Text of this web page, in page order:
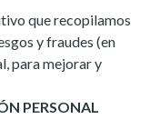
que recopilamos
y fraudes (en
para mejorar y
PERSONAL